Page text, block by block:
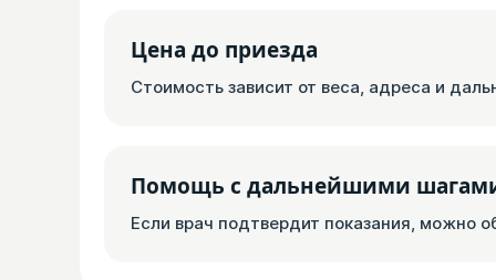
Цена до приезда
Стоимость зависит от веса, адреса и
Помощь с дальнейшими
Если врач подтвердит показания, можно